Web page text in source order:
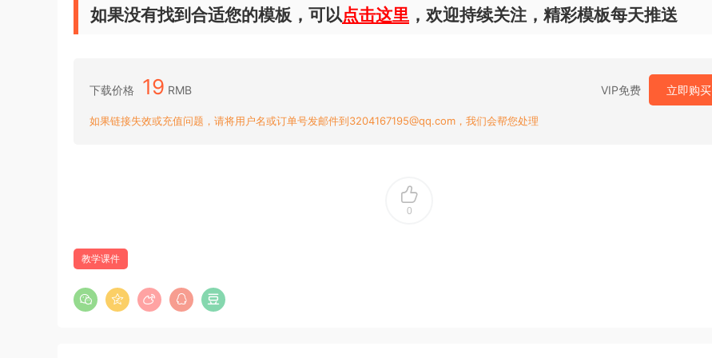
如果没有找到合适您的模板，可以点击这里 ，欢迎持续关注，精彩模板每天推送
下载价格 19 RMB VIP免费 立即购买
如果链接失效或充值问题，请将用户名或订单号发邮件到3204167195@qq.com，我们会帮您处理
0
教学课件